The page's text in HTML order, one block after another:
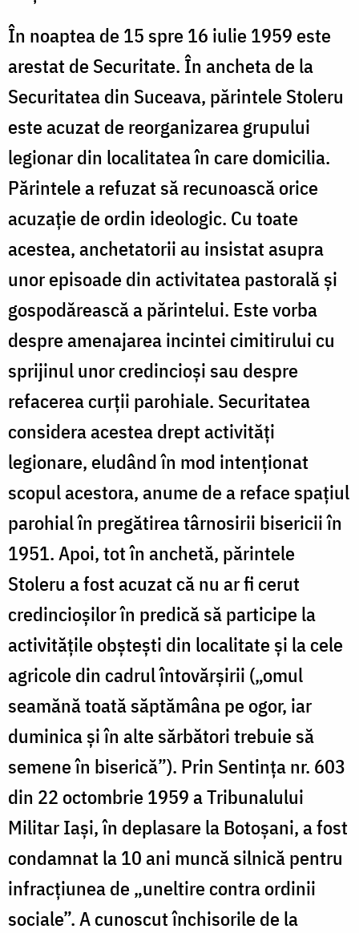
În noaptea de 15 spre 16 iulie 1959 este
arestat de Securitate. În ancheta de la
Securitatea din Suceava, părintele Stoleru
este acuzat de reorganizarea grupului
legionar din localitatea în care domicilia.
Părintele a refuzat să recunoască orice
acuzație de ordin ideologic. Cu toate
acestea, anchetatorii au insistat asupra
unor episoade din activitatea pastorală și
gospodărească a părintelui. Este vorba
despre amenajarea incintei cimitirului cu
sprijinul unor credincioși sau despre
refacerea curții parohiale. Securitatea
considera acestea drept activități
legionare, eludând în mod intenționat
scopul acestora, anume de a reface spațiul
parohial în pregătirea târnosirii bisericii în
1951. Apoi, tot în anchetă, părintele
Stoleru a fost acuzat că nu ar fi cerut
credincioșilor în predică să participe la
activitățile obștești din localitate și la cele
agricole din cadrul întovărșirii („omul
seamănă toată săptămâna pe ogor, iar
duminica și în alte sărbători trebuie să
semene în biserică”). Prin Sentința nr. 603
din 22 octombrie 1959 a Tribunalului
Militar Iași, în deplasare la Botoșani, a fost
condamnat la 10 ani muncă silnică pentru
infracțiunea de „uneltire contra ordinii
sociale”. A cunoscut închisorile de la